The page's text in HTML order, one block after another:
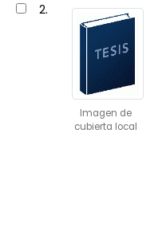
2.
Imagen de
cubierta local